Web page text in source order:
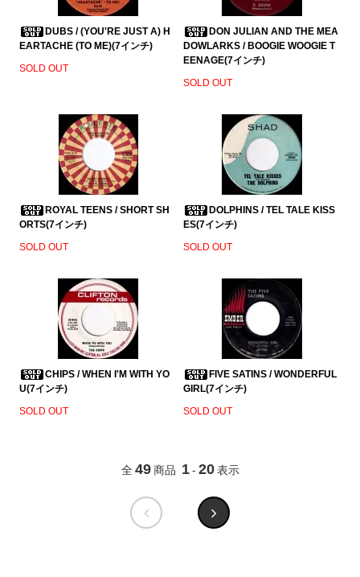
DUBS / (YOU'RE JUST A) H
EARTACHE (TO ME)(7インチ)
SOLD OUT
DON JULIAN AND THE MEA
DOWLARKS / BOOGIE WOOGIE T
EENAGE(7インチ)
SOLD OUT
ROYAL TEENS / SHORT SH
ORTS(7インチ)
SOLD OUT
DOLPHINS / TEL TALE KISS
ES(7インチ)
SOLD OUT
CHIPS / WHEN I'M WITH YO
U(7インチ)
SOLD OUT
FIVE SATINS / WONDERFUL
GIRL(7インチ)
SOLD OUT
全 49 商品 1 - 20 表示